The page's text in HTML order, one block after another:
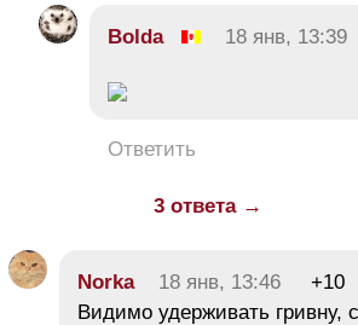
Bolda 18 янв, 13:39
Ответить
3 ответа →
Norka 18 янв, 13:46
+10
Видимо удерживать гривну,